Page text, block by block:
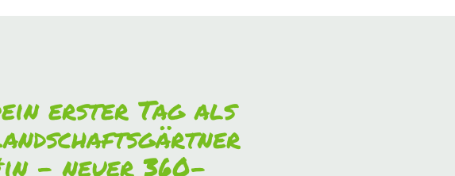
erster Tag als
- neuer 360-